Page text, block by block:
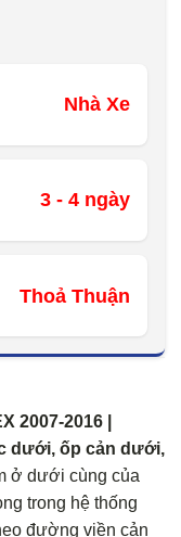
Nhà Xe
3 - 4 ngày
Thoả Thuận
2007-2016 |
dưới, ốp cản dưới,
ở dưới cùng của
trong hệ thống
đường viền cản